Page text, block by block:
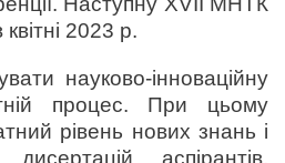
2023 р.
науково-інноваційну
процес. При цьому
рівень нових знань і
аспірантів.